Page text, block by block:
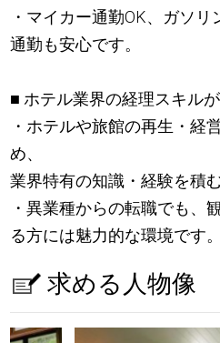
・マイカー通勤OK、ガソ
通勤も安心です。
■ ホテル業界の経理スキル
・ホテルや旅館の再生・経
め、
業界特有の知識・経験を積
・異業種からの転職でも、
る方には魅力的な環境です。
求める人物像